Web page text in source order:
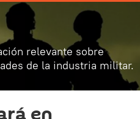
relevante sobre
de la industria militar.